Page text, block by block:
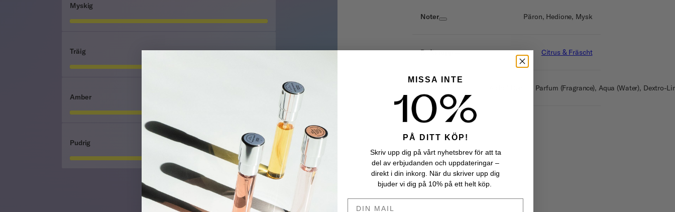
Myskig
Träig
Amber
Pudrig
Noter Päron, Hedione, Mysk
Doftgrupp Citrus & Fräscht
Alchol Denat., Parfum (Fragrance), Aqua (Water), Dextro-
MISSA INTE
PÅ DITT KÖP!
Skriv upp dig på vårt nyhetsbrev för att ta
del av erbjudanden och uppdateringar –
direkt i din inkorg. När du skriver upp dig
bjuder vi dig på 10% på ett helt köp.